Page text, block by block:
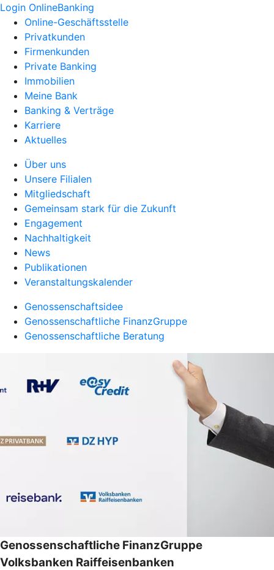
Login OnlineBanking
Online-Geschäftsstelle
Privatkunden
Firmenkunden
Private Banking
Immobilien
Meine Bank
Banking & Verträge
Karriere
Aktuelles
Über uns
Unsere Filialen
Mitgliedschaft
Gemeinsam stark für die Zukunft
Engagement
Nachhaltigkeit
News
Publikationen
Veranstaltungskalender
Genossenschaftsidee
Genossenschaftliche FinanzGruppe
Genossenschaftliche Beratung
Genossenschaftliche FinanzGruppe
Volksbanken Raiffeisenbanken